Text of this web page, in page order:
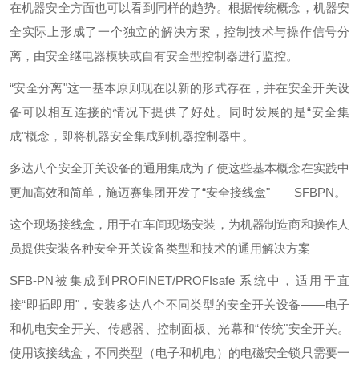
在机器安全方面也可以看到同样的趋势。根据传统概念，机器安
全实际上形成了一个独立的解决方案，控制技术与操作信号分
离，由安全继电器模块或自有安全型控制器进行监控。
“安全分离"这一基本原则现在以新的形式存在，并在安全开关设
备可以相互连接的情况下提供了好处。同时发展的是“安全集
成"概念，即将机器安全集成到机器控制器中。
多达八个安全开关设备的通用集成为了使这些基本概念在实践中
更加高效和简单，施迈赛集团开发了“安全接线盒"——SFBPN。
这个现场接线盒，用于在车间现场安装，为机器制造商和操作人
员提供安装各种安全开关设备类型和技术的通用解决方案
SFB-PN被集成到PROFINET/PROFIsafe 系统中，适用于直
接“即插即用"，安装多达八个不同类型的安全开关设备——电子
和机电安全开关、传感器、控制面板、光幕和“传统"安全开关。
使用该接线盒，不同类型（电子和机电）的电磁安全锁只需要一